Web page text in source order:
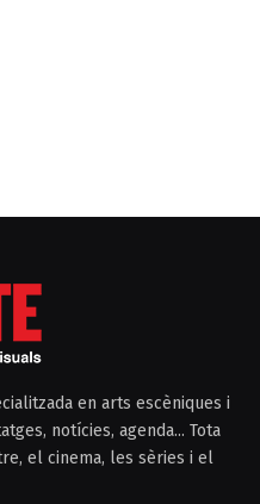
en arts escèniques i
notícies, agenda... Tota
el cinema, les sèries i el